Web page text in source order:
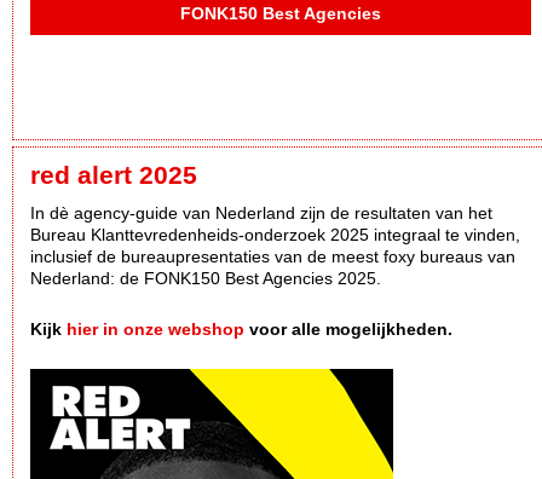
FONK150 Best Agencies
red alert 2025
In dè agency-guide van Nederland zijn de resultaten van het
Bureau Klanttevredenheids-onderzoek 2025 integraal te vinden,
inclusief de bureaupresentaties van de meest foxy bureaus van
Nederland: de FONK150 Best Agencies 2025.
Kijk hier in onze webshop voor alle mogelijkheden.